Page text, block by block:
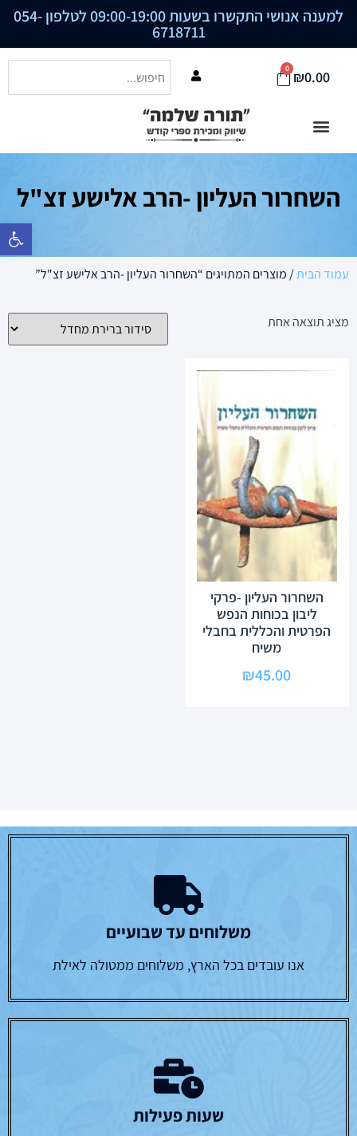
פתח סרגל
למענה אנושי התקשרו בשעות 09:00-19:00 לטלפון 054-
6718711
₪0.00
0
השחרור העליון -הרב אלישע זצ"ל
עמוד הבית/ מוצרים המתויגים “השחרור העליון -הרב אלישע זצ"ל”
מציג תוצאה אחת
השחרור העליון -פרקי
ליבון בכוחות הנפש
הפרטית והכללית בחבלי
משיח
₪45.00
משלוחים עד שבועיים
אנו עובדים בכל הארץ, משלוחים ממטולה לאילת
שעות פעילות